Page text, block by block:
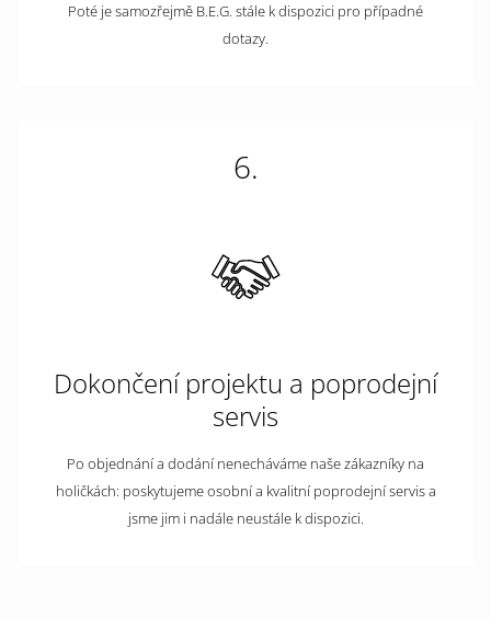
Poté je samozřejmě B.E.G. stále k dispozici pro případné
dotazy.
6.
Dokončení projektu a poprodejní
servis
Po objednání a dodání nenecháváme naše zákazníky na
holičkách: poskytujeme osobní a kvalitní poprodejní servis a
jsme jim i nadále neustále k dispozici.